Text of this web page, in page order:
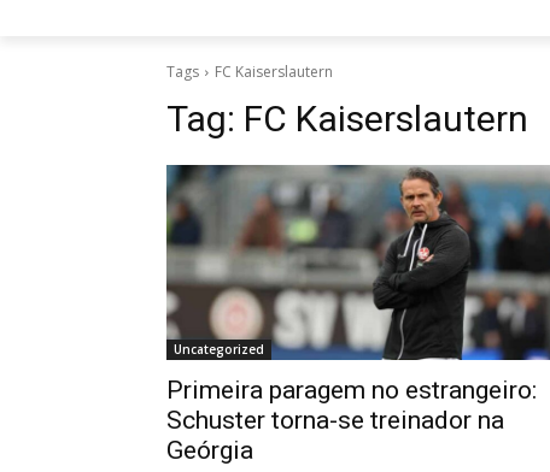
Tags FC Kaiserslautern
Tag: FC Kaiserslautern
Uncategorized
Primeira paragem no estrangeiro:
Schuster torna-se treinador na
Geórgia